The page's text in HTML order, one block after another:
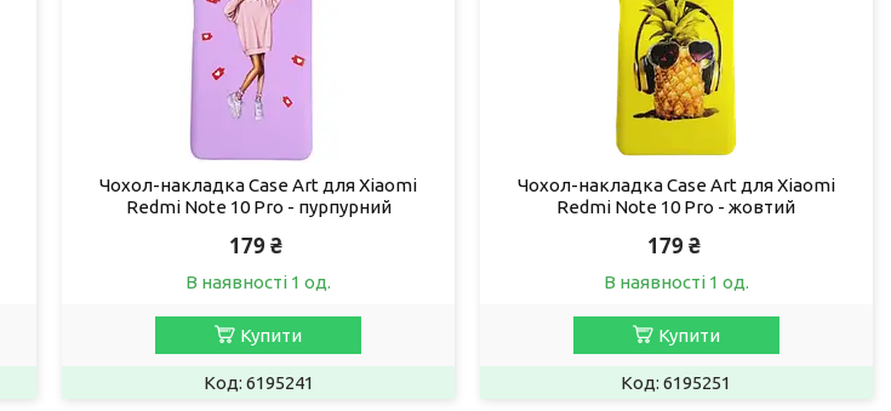
Чохол-накладка Case Art для Xiaomi
Redmi Note 10 Pro - пурпурний
179 ₴
В наявності 1 од.
Купити
6195241
Чохол-накладка Case Art для Xiaomi
Redmi Note 10 Pro - жовтий
179 ₴
В наявності 1 од.
Купити
6195251